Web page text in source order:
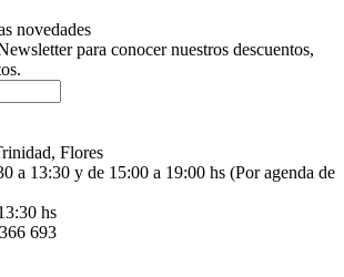
novedades
para conocer nuestros descuentos,
Flores
a 13:30 y de 15:00 a 19:00 hs (Por agenda de
hs
693